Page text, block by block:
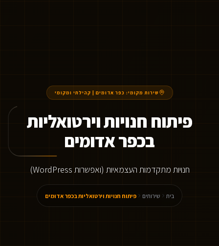
שירות מקומי: כפר אדומים | קהילתי ומקומי
פיתוח חנויות וירטואליות
בכפר אדומים
חנויות מתקדמות העצמאיות (ואפשרות WordPress)
בית שירותים פיתוח חנויות וירטואליות בכפר אדומים